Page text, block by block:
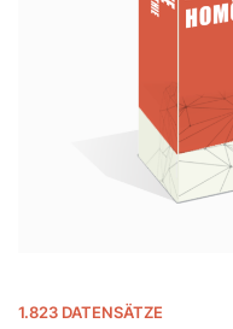
1.823 DATENSÄTZE